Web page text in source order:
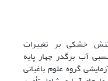
خشکی بر تغییرات
آب برگدر چهار پایه
1390 در گلخانه آزمایشی گروه علوم باغبانی